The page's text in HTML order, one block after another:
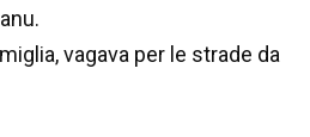
vagava per le strade da